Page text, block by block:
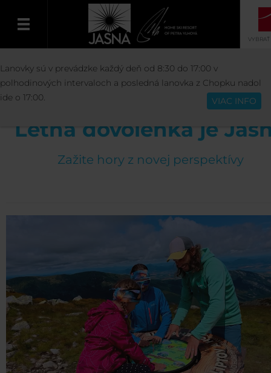
Slovenčina
VYBRAŤ
AKTIVITY LETO LETNÁ DOVOLENKA JE
Letná dovolenka je
Zažite hory z novej perspektívy
Lanovky sú v prevádzke každý deň od 8:30 do 17:00 v
polhodinových intervaloch a posledná lanovka z Chopku nadol
ide o 17:00.
VIAC INFO